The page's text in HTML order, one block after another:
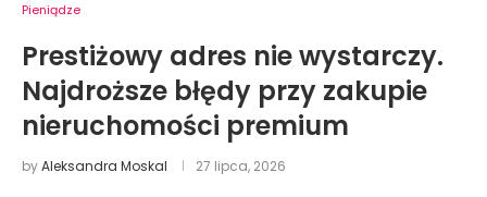
Pieniądze
Prestiżowy adres nie wystarczy.
Najdroższe błędy przy zakupie
nieruchomości premium
byAleksandra Moskal 27 lipca, 2026